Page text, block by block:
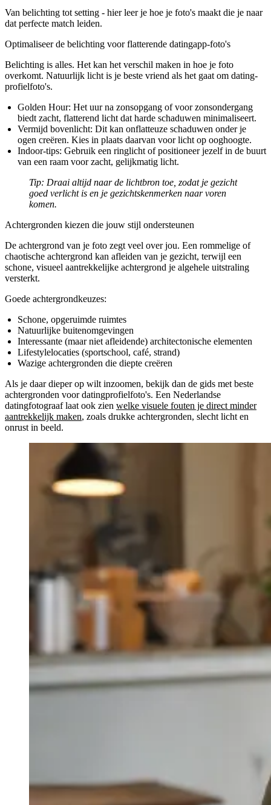
Van belichting tot setting - hier leer je hoe je foto's maakt die je naar
dat perfecte match leiden.
Optimaliseer de belichting voor flatterende datingapp-foto's
Belichting is alles. Het kan het verschil maken in hoe je foto
overkomt. Natuurlijk licht is je beste vriend als het gaat om dating-
profielfoto's.
Golden Hour: Het uur na zonsopgang of voor zonsondergang
biedt zacht, flatterend licht dat harde schaduwen minimaliseert.
Vermijd bovenlicht: Dit kan onflatteuze schaduwen onder je
ogen creëren. Kies in plaats daarvan voor licht op ooghoogte.
Indoor-tips: Gebruik een ringlicht of positioneer jezelf in de buurt
van een raam voor zacht, gelijkmatig licht.
Tip: Draai altijd naar de lichtbron toe, zodat je gezicht
goed verlicht is en je gezichtskenmerken naar voren
komen.
Achtergronden kiezen die jouw stijl ondersteunen
De achtergrond van je foto zegt veel over jou. Een rommelige of
chaotische achtergrond kan afleiden van je gezicht, terwijl een
schone, visueel aantrekkelijke achtergrond je algehele uitstraling
versterkt.
Goede achtergrondkeuzes:
Schone, opgeruimde ruimtes
Natuurlijke buitenomgevingen
Interessante (maar niet afleidende) architectonische elementen
Lifestylelocaties (sportschool, café, strand)
Wazige achtergronden die diepte creëren
Als je daar dieper op wilt inzoomen, bekijk dan de gids met beste
achtergronden voor datingprofielfoto's. Een Nederlandse
datingfotograaf laat ook zien welke visuele fouten je direct minder
aantrekkelijk maken, zoals drukke achtergronden, slecht licht en
onrust in beeld.